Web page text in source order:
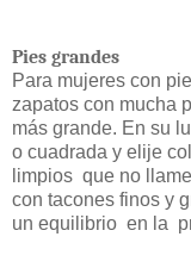
Pies grandes
Para mujeres con
zapatos con mucha
más grande. En su
o cuadrada y elije
limpios que no
con tacones finos y
un equilibrio en la